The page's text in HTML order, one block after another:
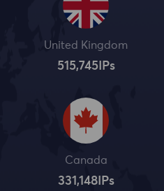
United Kingdom
515,745IPs
Canada
331,148IPs